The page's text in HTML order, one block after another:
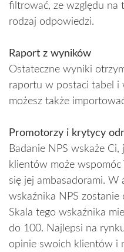
filtrować, ze względu na
rodzaj odpowiedzi.
Raport z wyników
Ostateczne wyniki
raportu w postaci tabel i
możesz także
Promotorzy i krytycy
Badanie NPS wskaże
klientów może
się jej ambasadorami.
wskaźnika NPS
Skala tego wskaźnika
do 100. Najlepsi na
opinie swoich klientów i